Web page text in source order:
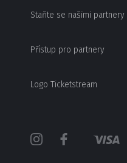
Staňte se našimi partnery
Přístup pro partnery
Logo Ticketstream